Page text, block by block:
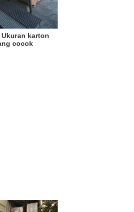
Ukuran karton
cocok